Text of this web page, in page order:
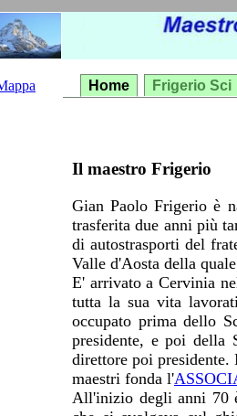
Home Frigerio Sci
Il maestro Frigerio
Gian Paolo Frigerio è
trasferita due anni più
di autostrasporti del
Valle d'Aosta della
E' arrivato a Cervinia
tutta la sua vita
occupato prima dello
presidente, e poi della
direttore poi
maestri fonda l'
All'inizio degli anni 70